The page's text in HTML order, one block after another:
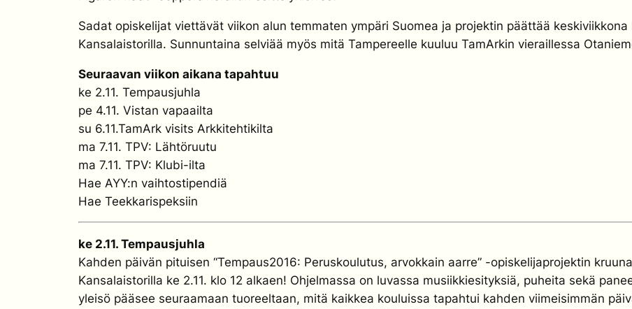
Sadat opiskelijat viettävät viikon alun temmaten ympäri Suomea ja projektin päättää keskiviikkona
Kansalaistorilla. Sunnuntaina selviää myös mitä Tampereelle kuuluu TamArkin vieraillessa
Seuraavan viikon aikana tapahtuu
ke 2.11. Tempausjuhla
pe 4.11. Vistan vapaailta
su 6.11.TamArk visits Arkkitehtikilta
ma 7.11. TPV: Lähtöruutu
ma 7.11. TPV: Klubi-ilta
Hae AYY:n vaihtostipendiä
Hae Teekkarispeksiin
ke 2.11. Tempausjuhla
Kahden päivän pituisen “Tempaus2016: Peruskoulutus, arvokkain aarre” -opiskelijaprojektin
Kansalaistorilla ke 2.11. klo 12 alkaen! Ohjelmassa on luvassa musiikkiesityksiä, puheita sekä
yleisö pääsee seuraamaan tuoreeltaan, mitä kaikkea kouluissa tapahtui kahden viimeisimmän